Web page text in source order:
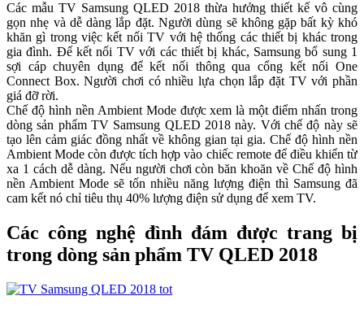
Các mẫu TV Samsung QLED 2018 thừa hưởng thiết kế vô cùng
gọn nhẹ và dễ dàng lắp đặt. Người dùng sẽ không gặp bất kỳ khó
khăn gì trong việc kết nối TV với hệ thống các thiết bị khác trong
gia đình. Để kết nối TV với các thiết bị khác, Samsung bổ sung 1
sợi cáp chuyên dụng để kết nối thông qua cổng kết nối One
Connect Box. Người chơi có nhiều lựa chọn lắp đặt TV với phần
giá đỡ rời.
Chế độ hình nền Ambient Mode được xem là một điểm nhấn trong
dòng sản phẩm TV Samsung QLED 2018 này. Với chế độ này sẽ
tạo lên cảm giác đồng nhất về không gian tại gia. Chế độ hình nền
Ambient Mode còn được tích hợp vào chiếc remote để điều khiển từ
xa 1 cách dễ dàng. Nếu người chơi còn băn khoăn về Chế độ hình
nền Ambient Mode sẽ tốn nhiều năng lượng điện thì Samsung đã
cam kết nó chỉ tiêu thụ 40% lượng điện sử dụng để xem TV.
Các công nghệ đình đám được trang bị
trong dòng sản phẩm TV QLED 2018